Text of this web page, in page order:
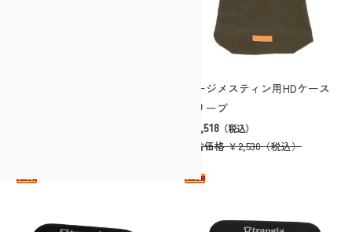
ラージメスティン用HDケース
オリーブ
￥1,518 （税込）
通常価格￥2,530（税込）